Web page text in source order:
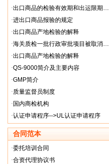
·出口商品的检验有效期和出运限期…
·进出口商品报验的规定
·出口商品产地检验的解释
·海关质检一批行政审批项目被取消…
·出口商品产地检验的解释
·QS-9000简介及主要内容
·GMP简介
·质量监督员制度
· 国内商检机构
·认证申请程序-->UL认证申请程序
合同范本
·委托培训合同
·合资代理协议书